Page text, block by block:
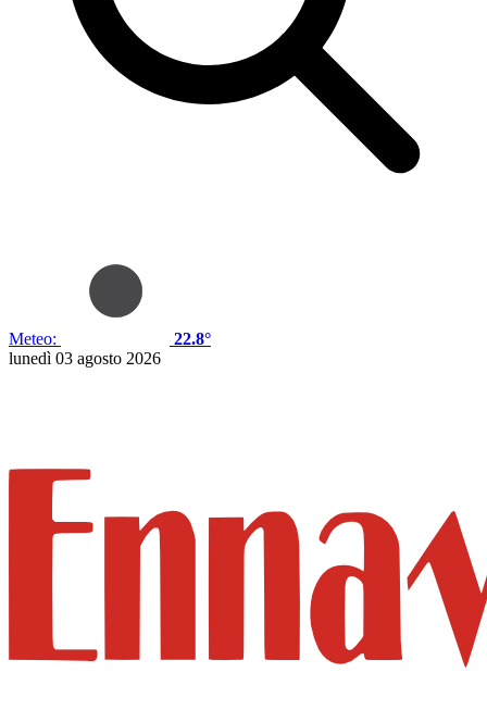
Meteo:
22.8°
lunedì 03 agosto 2026